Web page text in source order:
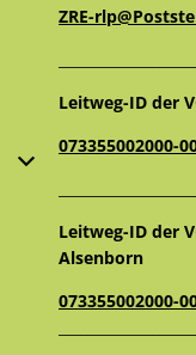
ZRE-
Leitweg-ID der
073355002000-
Leitweg-ID der
Alsenborn
073355002000-